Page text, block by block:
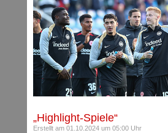
„Highlight-Spiele“
Erstellt am 01.10.2024 um 05:00 Uhr